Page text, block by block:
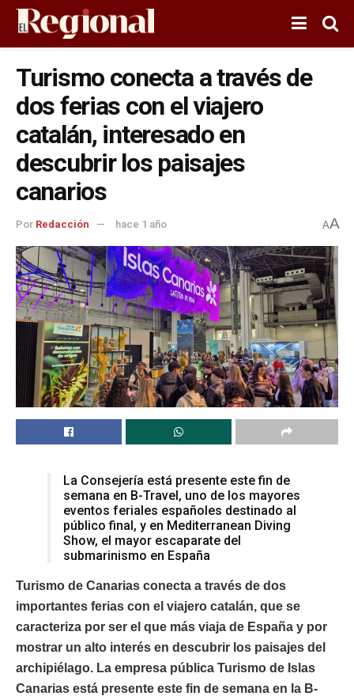
Turismo conecta a través de
dos ferias con el viajero
catalán, interesado en
descubrir los paisajes
canarios
Por Redacción hace 1 año AA
La Consejería está presente este fin de
semana en B-Travel, uno de los mayores
eventos feriales españoles destinado al
público final, y en Mediterranean Diving
Show, el mayor escaparate del
submarinismo en España
Turismo de Canarias conecta a través de dos
importantes ferias con el viajero catalán, que se
caracteriza por ser el que más viaja de España y por
mostrar un alto interés en descubrir los paisajes del
archipiélago. La empresa pública Turismo de Islas
Canarias está presente este fin de semana en la B-